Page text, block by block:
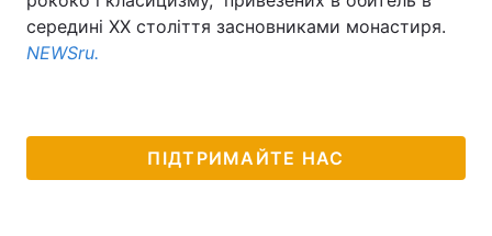
Лонгріди
Думки
середині ХХ століття засновниками монастиря.
NEWSru.
ПІДТРИМАЙТЕ НАС